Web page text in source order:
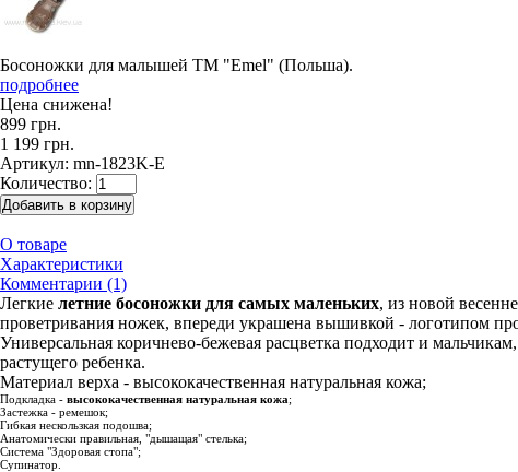
Босоножки для малышей ТМ "Emel" (Польша).
подробнее
Цена снижена!
899 грн.
1 199 грн.
Артикул: mn-1823K-E
Количество:
О товаре
Характеристики
Комментарии (1)
Легкие летние босоножки для самых маленьких, из новой
проветривания ножек, впереди украшена вышивкой - логотипом
Универсальная коричнево-бежевая расцветка подходит и
растущего ребенка.
Материал верха - высококачественная натуральная кожа;
Подкладка - высококачественная натуральная кожа;
Застежка - ремешок;
Гибкая нескользкая подошва;
Анатомически правильная, "дышащая" стелька;
Система "Здоровая стопа";
Супинатор.